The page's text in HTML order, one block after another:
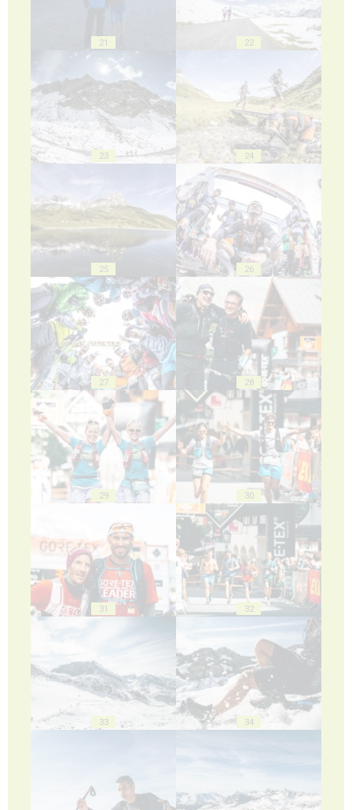
21 22
23 24
25 26
27 28
29 30
31 32
33 34